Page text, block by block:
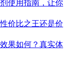
使用指南，让你
价比之王还是价
果如何？真实体